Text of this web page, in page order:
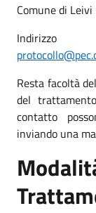
Comune di
Resta facoltà
del
contatto
inviando una